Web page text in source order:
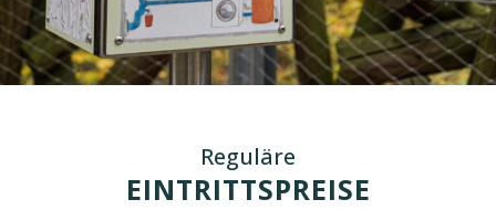
Reguläre
EINTRITTSPREISE